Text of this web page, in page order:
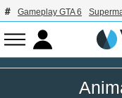
Gameplay GTA 6